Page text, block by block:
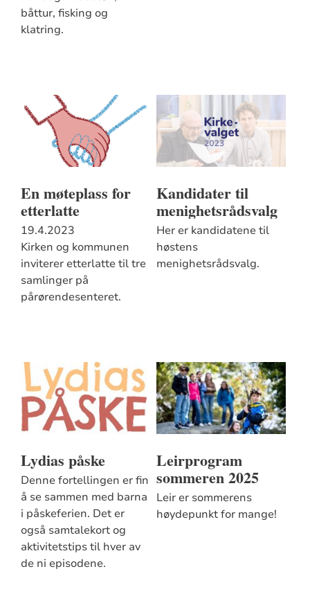
båttur, fisking og
klatring.
En møteplass for
etterlatte
19.4.2023
Kirken og kommunen
inviterer etterlatte til tre
samlinger på
pårørendesenteret.
Kandidater til
menighetsrådsvalg
Her er kandidatene til
høstens
menighetsrådsvalg.
Lydias påske
Denne fortellingen er fin
å se sammen med barna
i påskeferien. Det er
også samtalekort og
aktivitetstips til hver av
de ni episodene.
Leirprogram
sommeren 2025
Leir er sommerens
høydepunkt for mange!